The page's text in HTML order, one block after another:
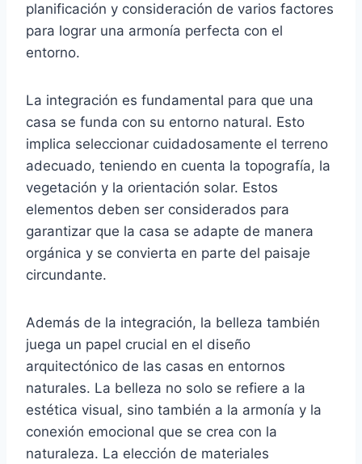
planificación y consideración de varios factores
para lograr una armonía perfecta con el
entorno.
La integración es fundamental para que una
casa se funda con su entorno natural. Esto
implica seleccionar cuidadosamente el terreno
adecuado, teniendo en cuenta la topografía, la
vegetación y la orientación solar. Estos
elementos deben ser considerados para
garantizar que la casa se adapte de manera
orgánica y se convierta en parte del paisaje
circundante.
Además de la integración, la belleza también
juega un papel crucial en el diseño
arquitectónico de las casas en entornos
naturales. La belleza no solo se refiere a la
estética visual, sino también a la armonía y la
conexión emocional que se crea con la
naturaleza. La elección de materiales